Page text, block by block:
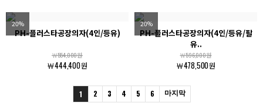
20%
PH-플러스타공장의자(4인/등유)
￦554,000원
￦444,400원
20%
PH-플러스타공장의자(4인/등유/팔
유..
￦596,000원
￦478,500원
1 2 3 4 5 6 마지막